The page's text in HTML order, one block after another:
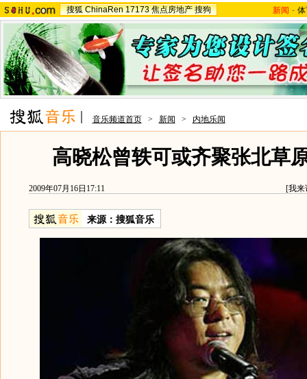
搜狐 ChinaRen 17173 焦点房地产 搜狗 新闻 -
音乐频道首页 > 新闻 > 内地乐闻
高晓松曾轶可或齐聚张北草
2009年07月16日17:11 [我来
来源： 搜狐音乐